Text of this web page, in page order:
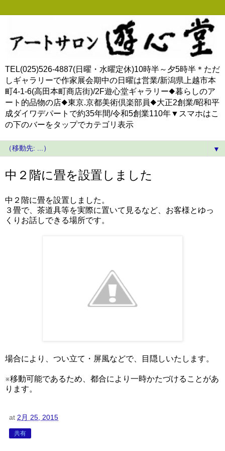
TEL(025)526-4887(日曜・水曜定休)10時半～夕5時半＊ただ
しギャラリーで作家展会期中の日曜は営業/新潟県上越市本
町4-1-6(高田本町商店街)/2F遊心堂ギャラリー◆暮らしのア
ート的品物の店◆東京.京都美術倶楽部員◆大正2創業/昭和平
成ダイワデパートで約35年間/令和5創業110年▼スマホはこ
の下のバーをタップでカテゴリ表示
▼
中２階に畳を設置しました
中２階に畳を設置しました。
３畳で、茶道具等を実際に置いて見るなど、お客様とゆっ
くりお話しできる場所です。
場合により、つい立て・屏風などで、目隠しいたします。
※移動可能であるため、都合により一時かたづけることがあ
ります。
at 2月 25, 2015
共有